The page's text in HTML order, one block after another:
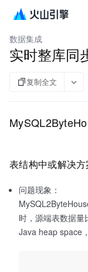
大数据研发治理套件
数据集成
实时整库同
复制全文
表结构中或解决
问题现象：
时，源端表数据
Java heap space